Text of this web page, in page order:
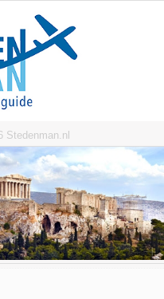
Stedenman.nl